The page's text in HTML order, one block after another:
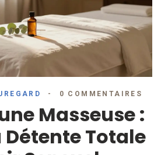
0 COMMENTAIRES
Masseuse :
Détente Totale